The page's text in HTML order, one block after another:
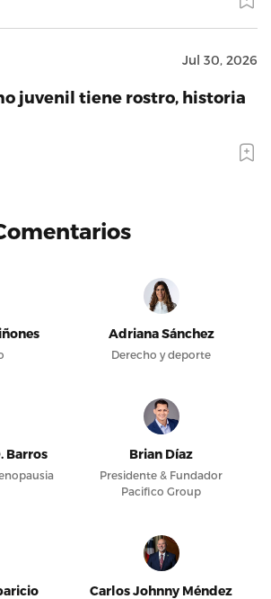
Jul 30, 2026
juvenil tiene rostro, historia
Adriana Sánchez
Derecho y deporte
Barros Brian Díaz
Presidente & Fundador
Pacifico Group
Carlos Johnny Méndez